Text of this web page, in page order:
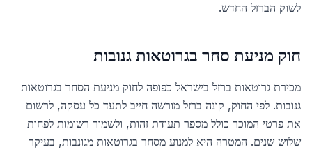
לשוק הברזל החדש.
חוק מניעת סחר בגרוטאות גנובות
מכירת גרוטאות ברזל בישראל כפופה לחוק מניעת הסחר בגרוטאות
גנובות. לפי החוק, קונה ברזל מורשה חייב לתעד כל עסקה, לרשום
את פרטי המוכר כולל מספר תעודת זהות, ולשמור רשומות לפחות
שלוש שנים. המטרה היא למנוע מסחר בגרוטאות מגונבות, בעיקר